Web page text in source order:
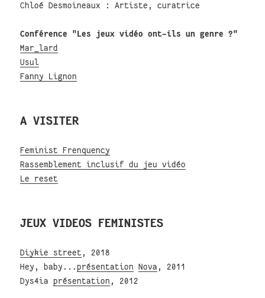
Chloé Desmoineaux : Artiste, curatrice
Conférence "Les jeux vidéo ont-ils un genre ?"
Mar_lard
Usul
Fanny Lignon
A VISITER
Feminist Frenquency
Rassemblement inclusif du jeu vidéo
Le reset
JEUX VIDEOS FEMINISTES
Diykie street , 2018
Hey, baby...présentation Nova , 2011
Dys4iaprésentation , 2012